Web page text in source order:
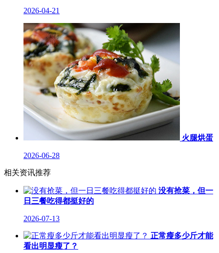
2026-04-21
火腿烘蛋
2026-06-28
相关资讯推荐
没有抢菜，但一
日三餐吃得都挺好的
2026-07-13
正常瘦多少斤才能
看出明显瘦了？